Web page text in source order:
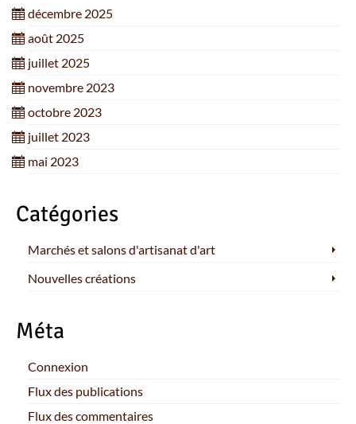
décembre 2025
août 2025
juillet 2025
novembre 2023
octobre 2023
juillet 2023
mai 2023
Catégories
Marchés et salons d'artisanat d'art
Nouvelles créations
Méta
Connexion
Flux des publications
Flux des commentaires